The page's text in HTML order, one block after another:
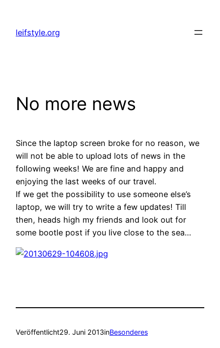
springen
leifstyle.org
No more news
Since the laptop screen broke for no reason, we
will not be able to upload lots of news in the
following weeks! We are fine and happy and
enjoying the last weeks of our travel.
If we get the possibility to use someone else’s
laptop, we will try to write a few updates! Till
then, heads high my friends and look out for
some bootle post if you live close to the sea…
Veröffentlicht29. Juni 2013inBesonderes